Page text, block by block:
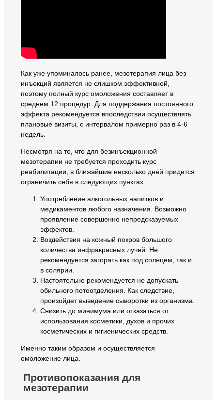
Как уже упоминалось ранее, мезотерапия лица без
инъекций является не слишком эффективной,
поэтому полный курс омоложения составляет в
среднем 12 процедур. Для поддержания постоянного
эффекта рекомендуется впоследствии осуществлять
плановые визиты, с интервалом примерно раз в 4-6
недель.
Несмотря на то, что для безинъекционной
мезотерапии не требуется проходить курс
реабилитации, в ближайшие несколько дней придется
ограничить себя в следующих пунктах:
Употребление алкогольных напитков и
медикаментов любого назначения. Возможно
проявление совершенно непредсказуемых
эффектов.
Воздействия на кожный покров большого
количества инфракрасных лучей. Не
рекомендуется загорать как под солнцем, так и
в солярии.
Настоятельно рекомендуется не допускать
обильного потоотделения. Как следствие,
произойдет выведение сыворотки из организма.
Снизить до минимума или отказаться от
использования косметики, духов и прочих
косметических и гигиенических средств.
Именно таким образом и осуществляется
омоложение лица.
Противопоказания для
мезотерапии